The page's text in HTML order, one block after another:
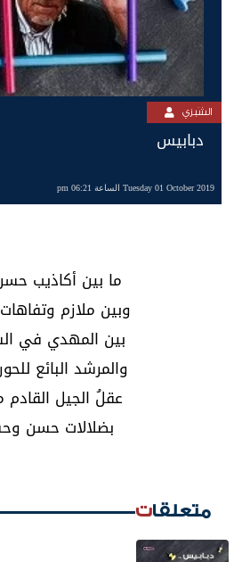
الشَبزي
دبابيس
Tuesday 01 October 2019 الساعة 06:21 pm
ما بين أكاذيب حسن
وبين ملازم
بين المهدي في
والمرشد البائع
عقلُ الجيل القادم
بضلالات حسن
متعلقات